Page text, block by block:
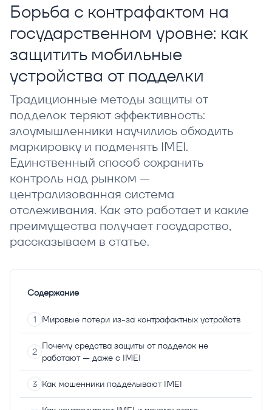
Борьба с контрафактом на
государственном уровне: как
защитить мобильные
устройства от подделки
Традиционные методы защиты от
подделок теряют эффективность:
злоумышленники научились обходить
маркировку и подменять IMEI.
Единственный способ сохранить
контроль над рынком —
централизованная система
отслеживания. Как это работает и какие
преимущества получает государство,
рассказываем в статье.
Содержание
Мировые потери из-за контрафактных устройств
Почему средства защиты от подделок не
работают — даже с IMEI
Как мошенники подделывают IMEI